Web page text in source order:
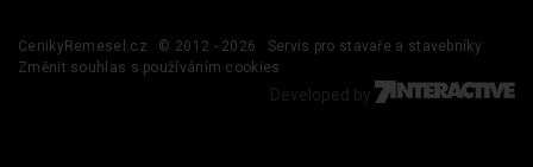
CenikyRemesel.cz © 2012 - 2026
Servis pro stavaře a stavebníky
Změnit souhlas s používáním cookies
Developed by